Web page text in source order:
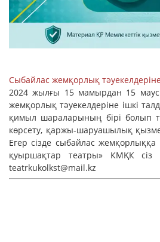
Сыбайлас жемқорлық
2024 жылғы 15 мамырдан 15
жемқорлық тәуекелдеріне ішкі
қимыл шараларының бірі болып
көрсету, қаржы-шаруашылық
Егер сізде сыбайлас
қуыршақтар театры» КМҚК сіз
teatrkukolkst@mail.kz